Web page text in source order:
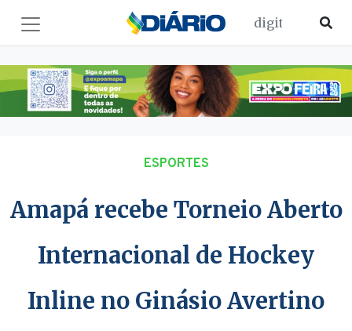
ESPORTES
Amapá recebe Torneio Aberto
Internacional de Hockey
Inline no Ginásio Avertino